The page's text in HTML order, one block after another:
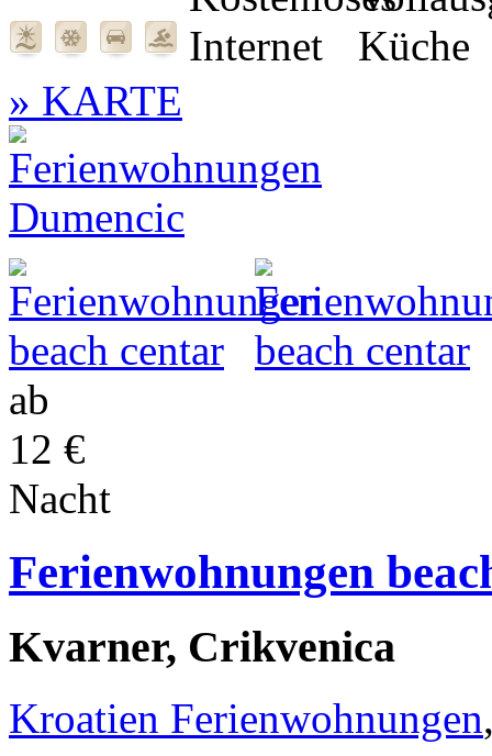
» KARTE
ab
12 €
Nacht
Ferienwohnungen
Kvarner, Crikvenica
Kroatien Ferienwohnungen